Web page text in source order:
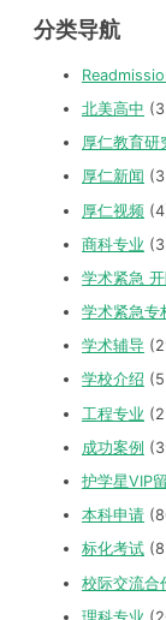
分类导航
北美高中
厚仁教育研
厚仁新闻
厚仁视频
商科专业
学术紧急
学术紧急专
学术辅导
学校介绍
工程专业
成功案例
护学星VIP
本科申请
标化考试
校际交流合